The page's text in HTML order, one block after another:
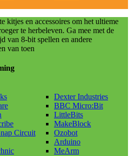
kitjes en accessoires om het ultieme
te herbeleven. Ga mee met de
van 8-bit spellen en andere
van toen
Circuit
Dexter Industries
BBC Micro:Bit
LittleBits
MakeBlock
Ozobot
Arduino
MeArm